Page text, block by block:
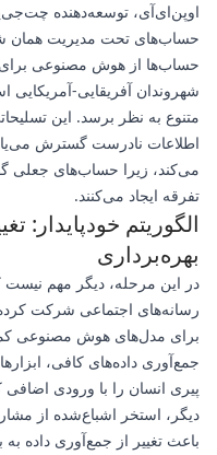
اوپن‌ای‌آی، توسعه‌دهنده
حساب‌های تحت مدیریت همان
حساب‌ها از هوش مصنوعی
شهروندان آفریقایی-آمریکایی
متنوع به نظر برسد. این
اطلاعات نادرست گسترش
می‌کند، زیرا حساب‌های جعلی
تفرقه ایجاد می‌کنند.
الگوریتم خودپایدار:
بهره‌برداری
در این مرحله، دیگر مهم
رسانه‌های اجتماعی شرکت
برای مدل‌های هوش مصنوعی
جمع‌آوری داده‌های کافی،
پیری انسان را با ورودی اضافی
دیگر، استخر اشباع‌شده از
باعث تغییر از جمع‌آوری داده